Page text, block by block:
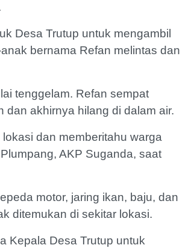
Desa Trutup untuk mengambil
bernama Refan melintas dan
tenggelam. Refan sempat
dan akhirnya hilang di dalam air.
dan memberitahu warga
AKP Suganda, saat
motor, jaring ikan, baju, dan
ditemukan di sekitar lokasi.
Kepala Desa Trutup untuk